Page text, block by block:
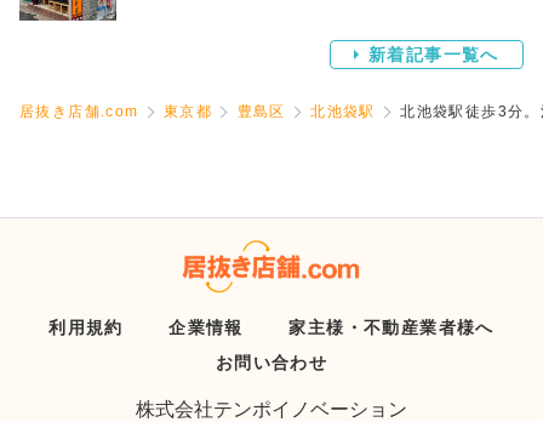
新着記事一覧へ
居抜き店舗.com 東京都 豊島区 北池袋駅 北池袋駅徒歩3分
利用規約 企業情報
家主様・不動産業者様へ
お問い合わせ
株式会社テンポイノベーション